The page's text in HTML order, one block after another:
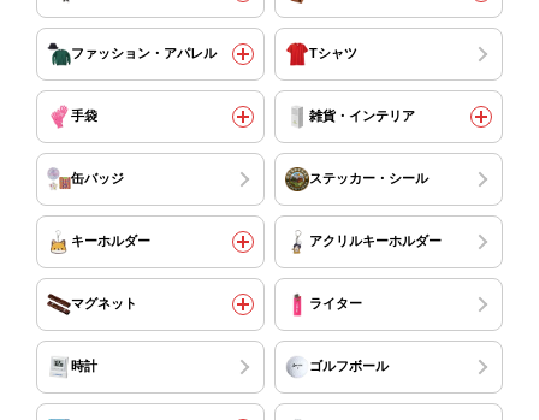
ファッション・アパレル Tシャツ
手袋 雑貨・インテリア
缶バッジ ステッカー・シール
キーホルダー アクリルキーホルダー
マグネット ライター
時計 ゴルフボール